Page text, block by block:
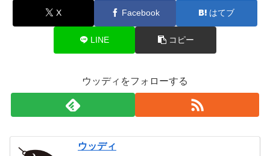
X Facebook はてブ
LINE コピー
ウッディをフォローする
ウッディ